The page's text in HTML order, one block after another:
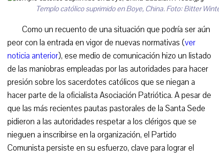
Templo católico suprimido en Boye, China. Foto: Bitter
Como un recuento de una situación que podría ser aún
peor con la entrada en vigor de nuevas normativas (ver
noticia anterior), ese medio de comunicación hizo un listado
de las maniobras empleadas por las autoridades para hacer
presión sobre los sacerdotes católicos que se niegan a
hacer parte de la oficialista Asociación Patriótica. A pesar de
que las más recientes pautas pastorales de la Santa Sede
pidieron a las autoridades respetar a los clérigos que se
nieguen a inscribirse en la organización, el Partido
Comunista persiste en su esfuerzo, clave para lograr el